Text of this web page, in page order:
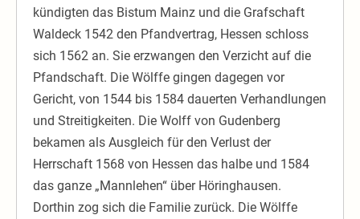
kündigten das Bistum Mainz und die Grafschaft
Waldeck 1542 den Pfandvertrag, Hessen schloss
sich 1562 an. Sie erzwangen den Verzicht auf die
Pfandschaft. Die Wölffe gingen dagegen vor
Gericht, von 1544 bis 1584 dauerten Verhandlungen
und Streitigkeiten. Die Wolff von Gudenberg
bekamen als Ausgleich für den Verlust der
Herrschaft 1568 von Hessen das halbe und 1584
das ganze „Mannlehen“ über Höringhausen.
Dorthin zog sich die Familie zurück. Die Wölffe